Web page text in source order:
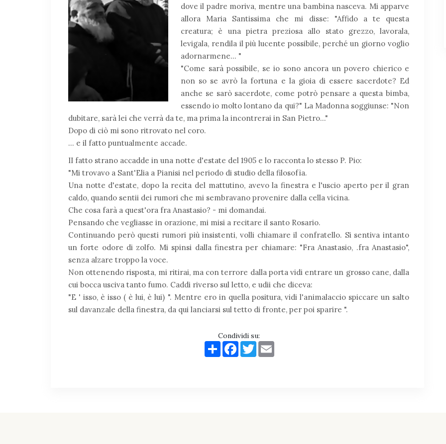
dove il padre moriva, mentre una bambina nasceva. Mi apparve
allora Maria Santissima che mi disse: "Affido a te questa
creatura; è una pietra preziosa allo stato grezzo, lavorala,
levigala, rendila il più lucente possibile, perché un giorno voglio
adornarmene... "
"Come sarà possibile, se io sono ancora un povero chierico e
non so se avrò la fortuna e la gioia di essere sacerdote? Ed
anche se sarò sacerdote, come potrò pensare a questa bimba,
essendo io molto lontano da qui?" La Madonna soggiunse: "Non
dubitare, sarà lei che verrà da te, ma prima la incontrerai in San Pietro..."
Dopo di ciò mi sono ritrovato nel coro.
... e il fatto puntualmente accade.
II fatto strano accadde in una notte d'estate del 1905 e lo racconta lo stesso P. Pio:
"Mi trovavo a Sant'Elia a Pianisi nel periodo di studio della filosofìa.
Una notte d'estate, dopo la recita del mattutino, avevo la finestra e l'uscio aperto per il gran
caldo, quando sentii dei rumori che mi sembravano provenire dalla cella vicina.
Che cosa farà a quest'ora fra Anastasio? - mi domandai.
Pensando che vegliasse in orazione, mi misi a recitare il santo Rosario.
Continuando però questi rumori più insistenti, volli chiamare il confratello. Si sentiva intanto
un forte odore di zolfo. Mi spinsi dalla finestra per chiamare: "Fra Anastasio, .fra Anastasio",
senza alzare troppo la voce.
Non ottenendo risposta, mi ritirai, ma con terrore dalla porta vidi entrare un grosso cane, dalla
cui bocca usciva tanto fumo. Caddi riverso sul letto, e udii che diceva:
"E ' isso, è isso ( è lui, è lui) ". Mentre ero in quella positura, vidi l'animalaccio spiccare un salto
sul davanzale della finestra, da qui lanciarsi sul tetto di fronte, per poi sparire ".
Condividi su:
ShareFacebook
TwitterEmail